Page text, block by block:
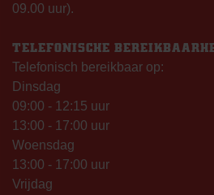
09.00 uur).
TELEFONISCHE
Telefonisch bereikbaar op:
Dinsdag
09:00 - 12:15 uur
13:00 - 17:00 uur
Woensdag
13:00 - 17:00 uur
Vrijdag